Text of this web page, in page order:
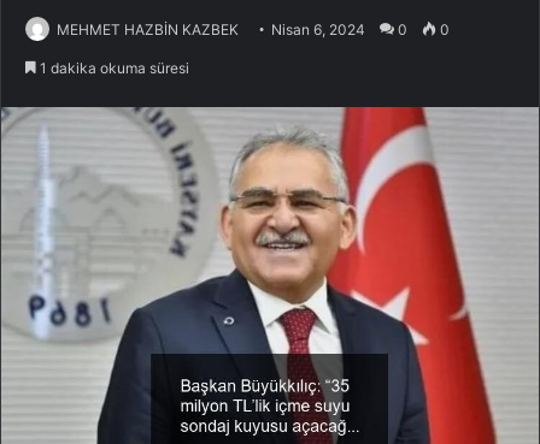
MEHMET HAZBİN KAZBEK Nisan 6, 2024 0 0
1 dakika okuma süresi